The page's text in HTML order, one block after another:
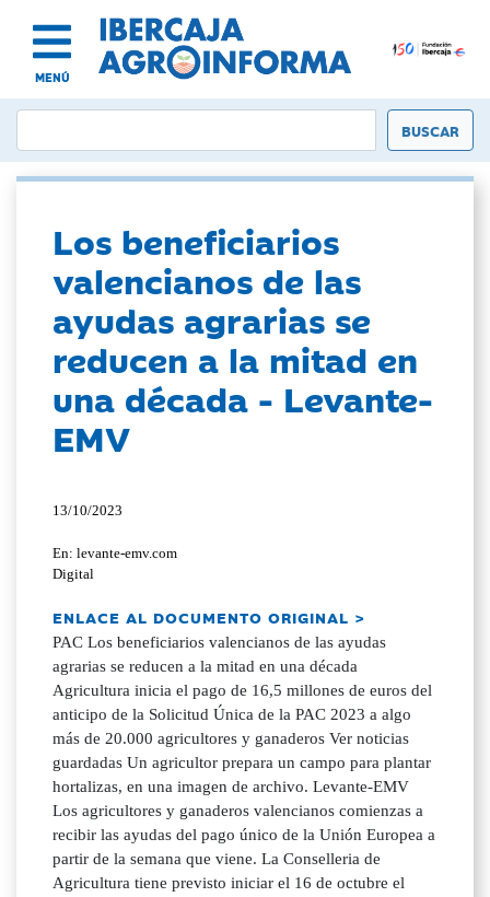
MENÚ
Los beneficiarios
valencianos de las
ayudas agrarias se
reducen a la mitad en
una década - Levante-
EMV
13/10/2023
En: levante-emv.com
Digital
ENLACE AL DOCUMENTO ORIGINAL >
PAC Los beneficiarios valencianos de las ayudas
agrarias se reducen a la mitad en una década
Agricultura inicia el pago de 16,5 millones de euros del
anticipo de la Solicitud Única de la PAC 2023 a algo
más de 20.000 agricultores y ganaderos Ver noticias
guardadas Un agricultor prepara un campo para plantar
hortalizas, en una imagen de archivo. Levante-EMV
Los agricultores y ganaderos valencianos comienzas a
recibir las ayudas del pago único de la Unión Europea a
partir de la semana que viene. La Conselleria de
Agricultura tiene previsto iniciar el 16 de octubre el